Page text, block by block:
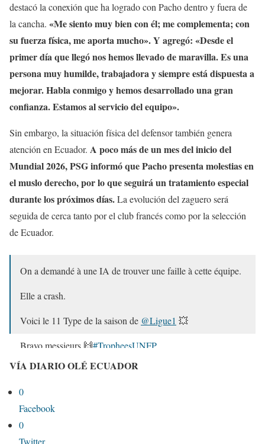
destacó la conexión que ha logrado con Pacho dentro y fuera de
la cancha. «Me siento muy bien con él; me complementa; con
su fuerza física, me aporta mucho». Y agregó: «Desde el
primer día que llegó nos hemos llevado de maravilla. Es una
persona muy humilde, trabajadora y siempre está dispuesta a
mejorar. Habla conmigo y hemos desarrollado una gran
confianza. Estamos al servicio del equipo».
Sin embargo, la situación física del defensor también genera
atención en Ecuador. A poco más de un mes del inicio del
Mundial 2026, PSG informó que Pacho presenta molestias en
el muslo derecho, por lo que seguirá un tratamiento especial
durante los próximos días.La evolución del zaguero será
seguida de cerca tanto por el club francés como por la selección
de Ecuador.
On a demandé à une IA de trouver une faille à cette équipe.
Elle a crash.
Voici le 11 Type de la saison de @Ligue1 💥
Bravo messieurs 🙌#TropheesUNFP
VÍA DIARIO OLÉ ECUADOR
0
Facebook
0
Twitter